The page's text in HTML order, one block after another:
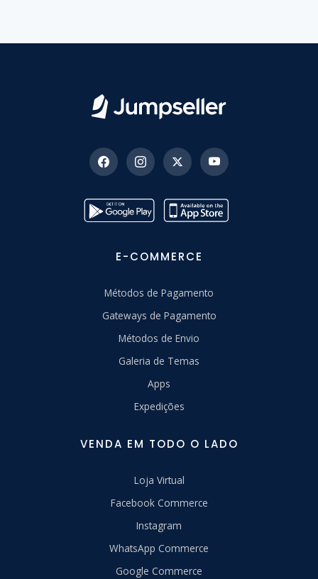
E-COMMERCE
Métodos de Pagamento
Gateways de Pagamento
Métodos de Envio
Galeria de Temas
Apps
Expedições
VENDA EM TODO O LADO
Loja Virtual
Facebook Commerce
Instagram
WhatsApp Commerce
Google Commerce